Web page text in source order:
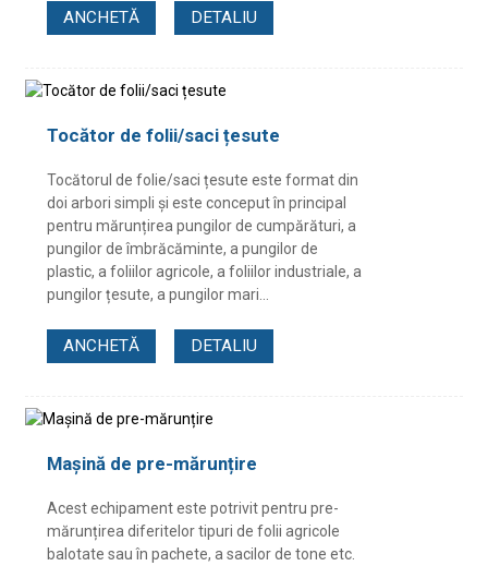
ANCHETĂ DETALIU
Tocător de folii/saci țesute
Tocătorul de folie/saci țesute este format din
doi arbori simpli și este conceput în principal
pentru mărunțirea pungilor de cumpărături, a
pungilor de îmbrăcăminte, a pungilor de
plastic, a foliilor agricole, a foliilor industriale, a
pungilor țesute, a pungilor mari...
ANCHETĂ DETALIU
Mașină de pre-mărunțire
Acest echipament este potrivit pentru pre-
mărunțirea diferitelor tipuri de folii agricole
balotate sau în pachete, a sacilor de tone etc.